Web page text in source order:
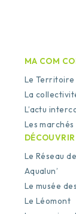
MA COM
Le Territoire
La
L’actu
Les marchés
DÉCOUVRIR
Le Réseau
Aqualun’
Le musée
Le Léomont